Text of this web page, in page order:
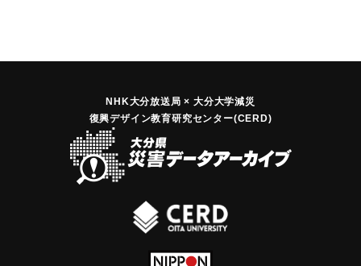
NHK大分放送局 × 大分大学減災
復興デザイン教育研究センター(CERD)